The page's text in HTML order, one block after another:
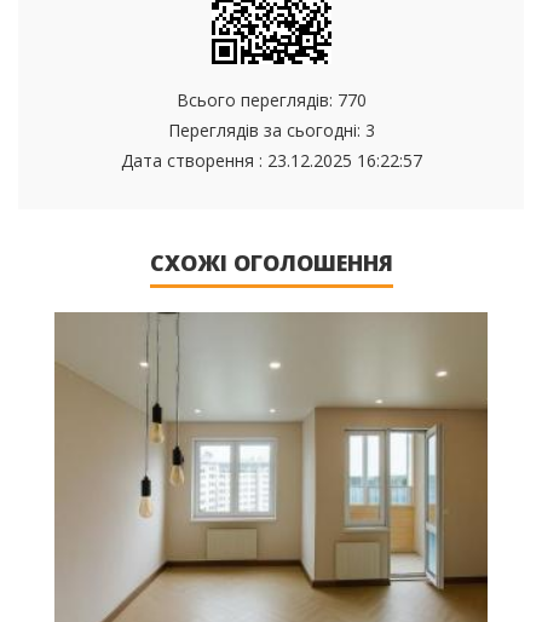
Всього переглядів: 770
Переглядів за сьогодні: 3
Дата створення : 23.12.2025 16:22:57
СХОЖІ ОГОЛОШЕННЯ